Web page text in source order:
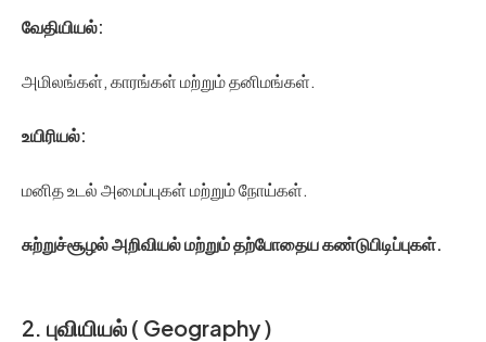
வேதியியல்:
அமிலங்கள், காரங்கள் மற்றும் தனிமங்கள்.
உயிரியல்:
மனித உடல் அமைப்புகள் மற்றும் நோய்கள்.
சுற்றுச்சூழல் அறிவியல் மற்றும் தற்போதைய கண்டுபிடிப்புகள்.
2. புவியியல் ( Geography )